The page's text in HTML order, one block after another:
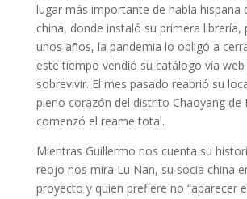
lugar más importante de habla hispana
china, donde instaló su primera librería,
unos años, la pandemia lo obligó a
este tiempo vendió su catálogo vía
sobrevivir. El mes pasado reabrió su
pleno corazón del distrito Chaoyang de
comenzó el reame total.
Mientras Guillermo nos cuenta su
reojo nos mira Lu Nan, su socia china
proyecto y quien prefiere no “aparecer